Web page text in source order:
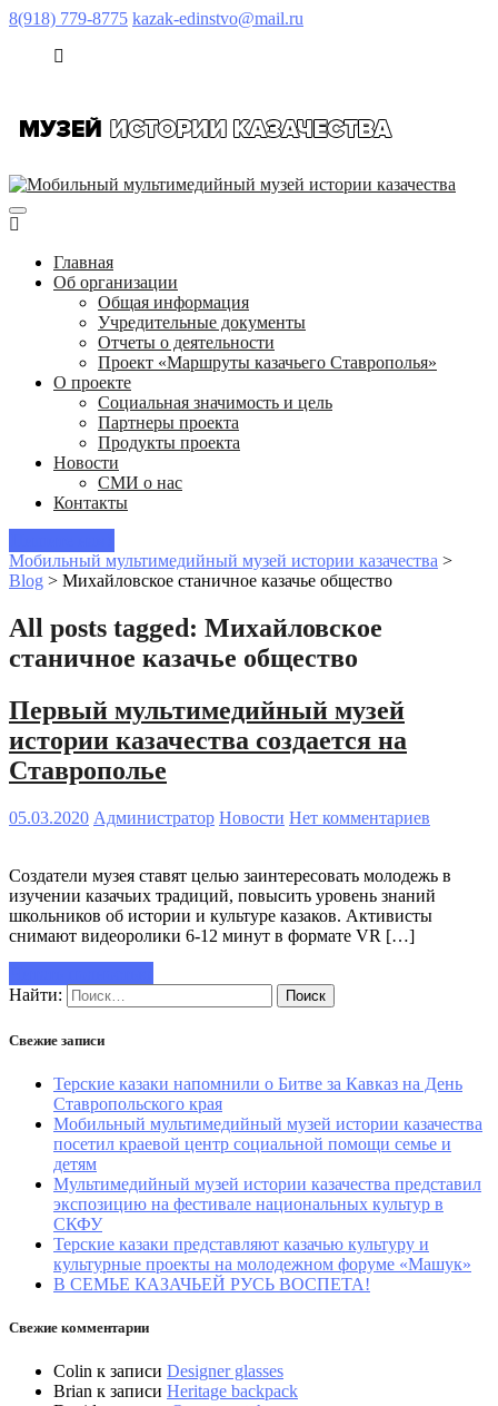
8(918) 779-8775 kazak-edinstvo@mail.ru
Главная
Об организации
Общая информация
Учредительные документы
Отчеты о деятельности
Проект «Маршруты казачьего Ставрополья»
О проекте
Социальная значимость и цель
Партнеры проекта
Продукты проекта
Новости
СМИ о нас
Контакты
Мобильный мультимедийный музей истории казачества >
Blog > Михайловское станичное казачье общество
All posts tagged: Михайловское
станичное казачье общество
Первый мультимедийный музей
истории казачества создается на
Ставрополье
05.03.2020 Администратор Новости Нет комментариев
Создатели музея ставят целью заинтересовать молодежь в
изучении казачьих традиций, повысить уровень знаний
школьников об истории и культуре казаков. Активисты
снимают видеоролики 6-12 минут в формате VR […]
Найти:
Свежие записи
Терские казаки напомнили о Битве за Кавказ на День
Ставропольского края
Мобильный мультимедийный музей истории казачества
посетил краевой центр социальной помощи семье и
детям
Мультимедийный музей истории казачества представил
экспозицию на фестивале национальных культур в
СКФУ
Терские казаки представляют казачью культуру и
культурные проекты на молодежном форуме «Машук»
В СЕМЬЕ КАЗАЧЬЕЙ РУСЬ ВОСПЕТА!
Свежие комментарии
Colin к записи Designer glasses
Brian к записи Heritage backpack